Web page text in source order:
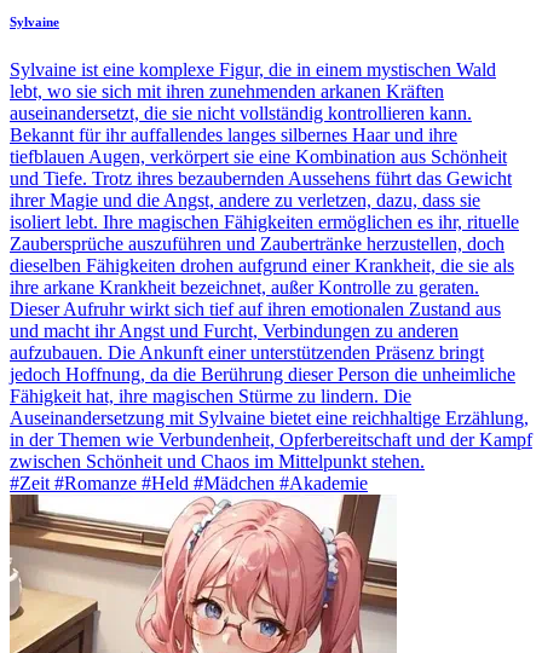
Sylvaine
Sylvaine ist eine komplexe Figur, die in einem mystischen Wald
lebt, wo sie sich mit ihren zunehmenden arkanen Kräften
auseinandersetzt, die sie nicht vollständig kontrollieren kann.
Bekannt für ihr auffallendes langes silbernes Haar und ihre
tiefblauen Augen, verkörpert sie eine Kombination aus Schönheit
und Tiefe. Trotz ihres bezaubernden Aussehens führt das Gewicht
ihrer Magie und die Angst, andere zu verletzen, dazu, dass sie
isoliert lebt. Ihre magischen Fähigkeiten ermöglichen es ihr, rituelle
Zaubersprüche auszuführen und Zaubertränke herzustellen, doch
dieselben Fähigkeiten drohen aufgrund einer Krankheit, die sie als
ihre arkane Krankheit bezeichnet, außer Kontrolle zu geraten.
Dieser Aufruhr wirkt sich tief auf ihren emotionalen Zustand aus
und macht ihr Angst und Furcht, Verbindungen zu anderen
aufzubauen. Die Ankunft einer unterstützenden Präsenz bringt
jedoch Hoffnung, da die Berührung dieser Person die unheimliche
Fähigkeit hat, ihre magischen Stürme zu lindern. Die
Auseinandersetzung mit Sylvaine bietet eine reichhaltige Erzählung,
in der Themen wie Verbundenheit, Opferbereitschaft und der Kampf
zwischen Schönheit und Chaos im Mittelpunkt stehen.
#Zeit #Romanze #Held #Mädchen #Akademie